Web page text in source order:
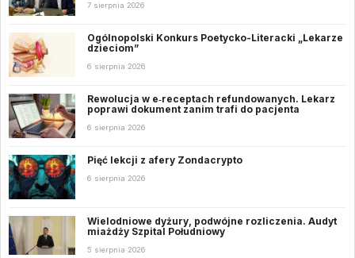
7 sierpnia 2026
Ogólnopolski Konkurs Poetycko-Literacki „Lekarze
dzieciom”
6 sierpnia 2026
Rewolucja w e‑receptach refundowanych. Lekarz
poprawi dokument zanim trafi do pacjenta
6 sierpnia 2026
Pięć lekcji z afery Zondacrypto
6 sierpnia 2026
Wielodniowe dyżury, podwójne rozliczenia. Audyt
miażdży Szpital Południowy
5 sierpnia 2026